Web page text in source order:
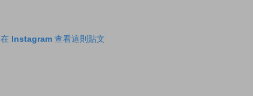
在 Instagram 查看這則貼文